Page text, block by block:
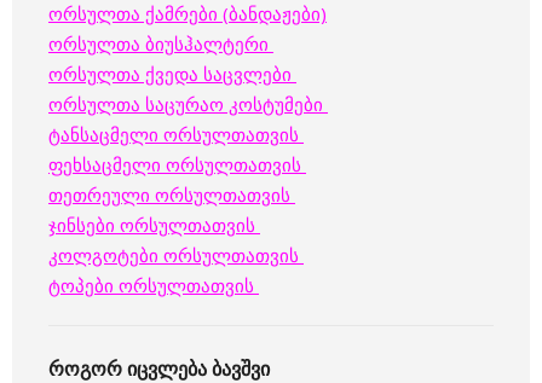
ორსულთა ქამრები (ბანდაჟები)
ორსულთა ბიუსჰალტერი
ორსულთა ქვედა საცვლები
ორსულთა საცურაო კოსტუმები
ტანსაცმელი ორსულთათვის
ფეხსაცმელი ორსულთათვის
თეთრეული ორსულთათვის
ჯინსები ორსულთათვის
კოლგოტები ორსულთათვის
ტოპები ორსულთათვის
როგორ იცვლება ბავშვი